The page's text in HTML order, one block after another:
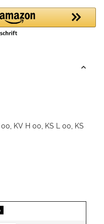
00, KV H 00, KS L 00, KS